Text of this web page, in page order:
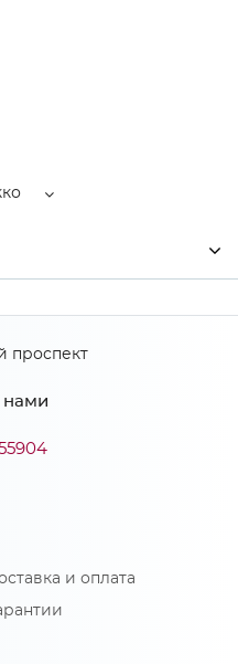
крафт белый/Шарли
нами
и оплата